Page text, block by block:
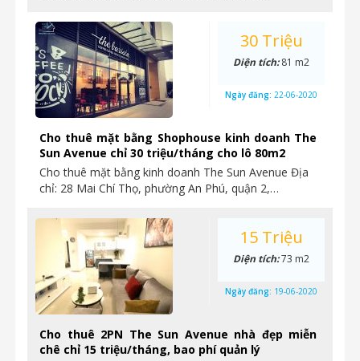
Cho thuê mặt bằng Shophouse kinh doanh The
Sun Avenue chỉ 30 triệu/tháng cho lô 80m2
Cho thuê mặt bằng kinh doanh The Sun Avenue Địa
chỉ: 28 Mai Chí Thọ, phường An Phú, quận 2,…
30 Triệu
Diện tích:81 m2
Ngày đăng: 22-06-2020
Cho thuê 2PN The Sun Avenue nhà đẹp miễn
chê chỉ 15 triệu/tháng, bao phí quản lý
15 Triệu
Diện tích:73 m2
Ngày đăng: 19-06-2020